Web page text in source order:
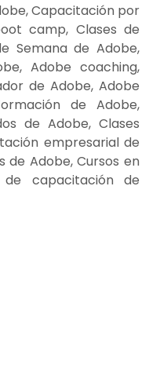
Capacitación por
camp, Clases de
Semana de Adobe,
Adobe coaching,
de Adobe, Adobe
de Adobe,
de Adobe, Clases
empresarial de
de Adobe, Cursos en
capacitación de